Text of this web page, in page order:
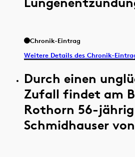
Chronik-Eintrag
Weitere Details des Chronik-
Durch einen
Zufall findet am
Rothorn 56-
Schmidhauser